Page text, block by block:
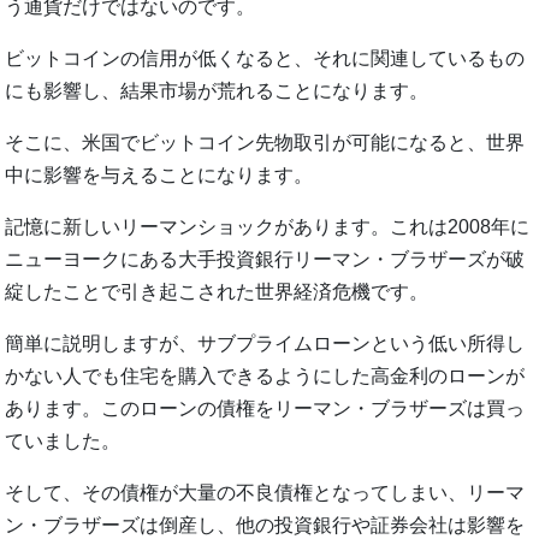
う通貨だけではないのです。
ビットコインの信用が低くなると、それに関連しているもの
にも影響し、結果市場が荒れることになります。
そこに、米国でビットコイン先物取引が可能になると、世界
中に影響を与えることになります。
記憶に新しいリーマンショックがあります。これは2008年に
ニューヨークにある大手投資銀行リーマン・ブラザーズが破
綻したことで引き起こされた世界経済危機です。
簡単に説明しますが、サブプライムローンという低い所得し
かない人でも住宅を購入できるようにした高金利のローンが
あります。このローンの債権をリーマン・ブラザーズは買っ
ていました。
そして、その債権が大量の不良債権となってしまい、リーマ
ン・ブラザーズは倒産し、他の投資銀行や証券会社は影響を